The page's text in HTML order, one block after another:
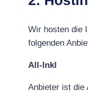
Wir hosten die
folgenden
All-Inkl
Anbieter ist die